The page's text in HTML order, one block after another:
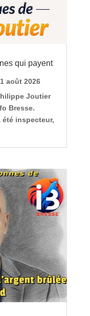
qui payent
1 août 2026
Joutier
Bresse.
inspecteur,